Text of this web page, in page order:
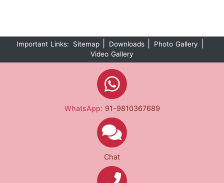
Important Links: Sitemap Downloads Photo Gallery
Video Gallery
WhatsApp: 91-9810367689
Chat